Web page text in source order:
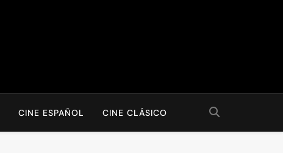
CINE ESPAÑOL CINE CLÁSICO